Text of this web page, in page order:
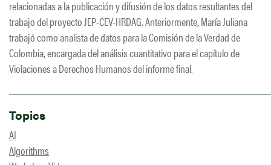
relacionadas a la publicación y difusión de los datos resultantes del
trabajo del proyecto JEP-CEV-HRDAG. Anteriormente, María Juliana
trabajó como analista de datos para la Comisión de la Verdad de
Colombia, encargada del análisis cuantitativo para el capítulo de
Violaciones a Derechos Humanos del informe final.
Topics
AI
Algorithms